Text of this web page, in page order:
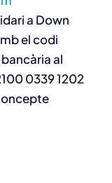
a Down
el codi
al
0339 1202